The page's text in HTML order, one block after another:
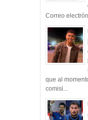
Correo
que al
comisi...